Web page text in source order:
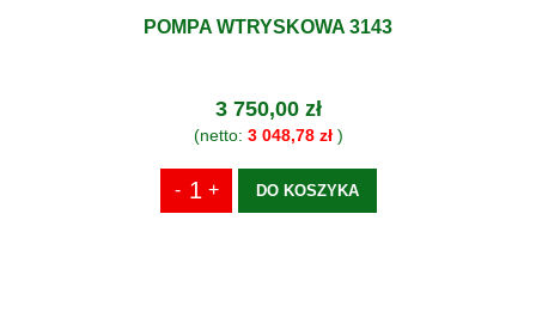
POMPA WTRYSKOWA 3143
3 750,00 zł
(netto: 3 048,78 zł)
DO KOSZYKA